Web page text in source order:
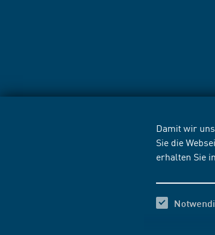
Damit wir
Sie die
erhalten Sie